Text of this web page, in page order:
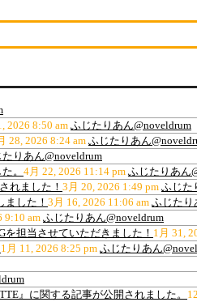
2026 8:50 amふじたりあん@noveldrum
28, 2026 8:24 am ふじたりあん
りあん@noveldrum
。 4月 22, 2026 11:14 pm ふじたりあん
れました！ 3月 20, 2026 1:49 pm ふじた
した！ 3月 16, 2026 11:06 am ふじたり
9:10 am ふじたりあん@noveldrum
担当させていただきました！ 1月 31,
1月 11, 2026 8:25 pm ふじたりあん
』に関する記事が公開されました。